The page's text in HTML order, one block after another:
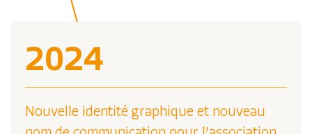
2024
Nouvelle identité graphique et nouveau